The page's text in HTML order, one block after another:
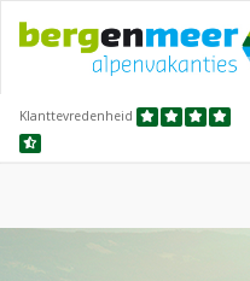
Klanttevredenheid